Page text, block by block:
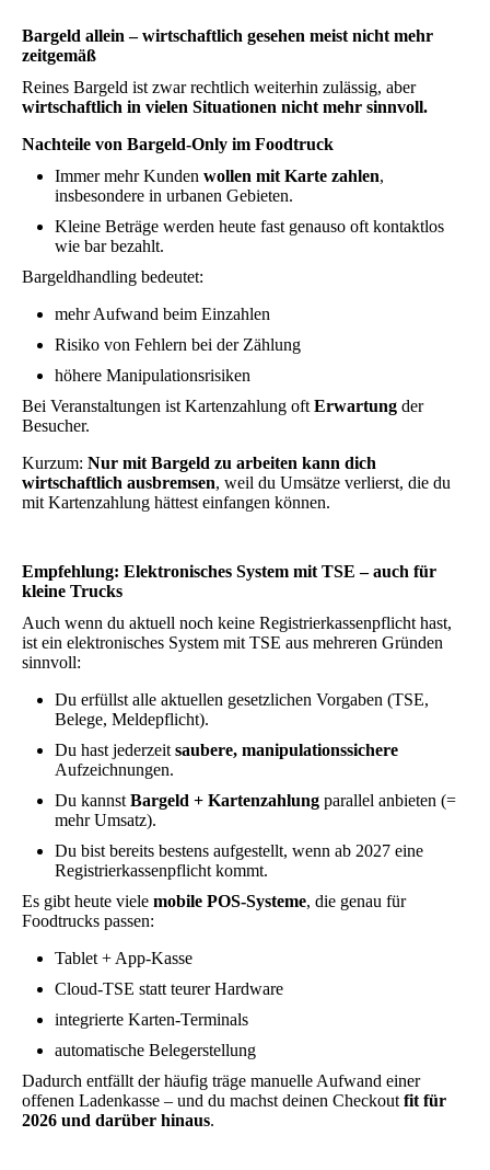
Bargeld allein – wirtschaftlich gesehen meist nicht mehr
zeitgemäß
Reines Bargeld ist zwar rechtlich weiterhin zulässig, aber
wirtschaftlich in vielen Situationen nicht mehr sinnvoll.
Nachteile von Bargeld-Only im Foodtruck
Immer mehr Kunden wollen mit Karte zahlen,
insbesondere in urbanen Gebieten.
Kleine Beträge werden heute fast genauso oft kontaktlos
wie bar bezahlt.
Bargeldhandling bedeutet:
mehr Aufwand beim Einzahlen
Risiko von Fehlern bei der Zählung
höhere Manipulationsrisiken
Bei Veranstaltungen ist Kartenzahlung oft Erwartung der
Besucher.
Kurzum: Nur mit Bargeld zu arbeiten kann dich
wirtschaftlich ausbremsen, weil du Umsätze verlierst, die du
mit Kartenzahlung hättest einfangen können.
Empfehlung: Elektronisches System mit TSE – auch für
kleine Trucks
Auch wenn du aktuell noch keine Registrierkassenpflicht hast,
ist ein elektronisches System mit TSE aus mehreren Gründen
sinnvoll:
Du erfüllst alle aktuellen gesetzlichen Vorgaben (TSE,
Belege, Meldepflicht).
Du hast jederzeit saubere, manipulationssichere
Aufzeichnungen.
Du kannst Bargeld + Kartenzahlung parallel anbieten (=
mehr Umsatz).
Du bist bereits bestens aufgestellt, wenn ab 2027 eine
Registrierkassenpflicht kommt.
Es gibt heute viele mobile POS-Systeme, die genau für
Foodtrucks passen:
Tablet + App-Kasse
Cloud-TSE statt teurer Hardware
integrierte Karten-Terminals
automatische Belegerstellung
Dadurch entfällt der häufig träge manuelle Aufwand einer
offenen Ladenkasse – und du machst deinen Checkout fit für
2026 und darüber hinaus.